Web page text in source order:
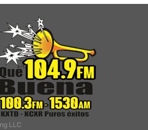
LLC